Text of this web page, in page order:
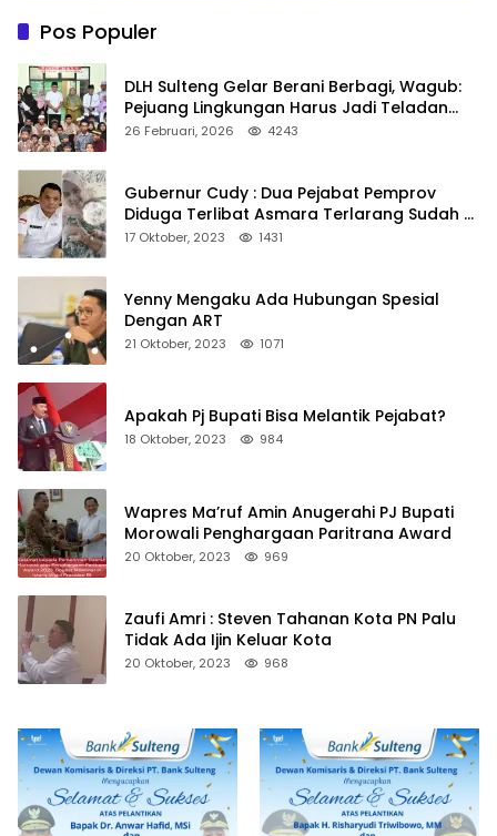
Pos Populer
DLH Sulteng Gelar Berani Berbagi, Wagub:
Pejuang Lingkungan Harus Jadi Teladan
Kepedulian
26 Februari, 2026 4243
Gubernur Cudy : Dua Pejabat Pemprov
Diduga Terlibat Asmara Terlarang Sudah di
Non Job
17 Oktober, 2023 1431
Yenny Mengaku Ada Hubungan Spesial
Dengan ART
21 Oktober, 2023 1071
Apakah Pj Bupati Bisa Melantik Pejabat?
18 Oktober, 2023 984
Wapres Ma’ruf Amin Anugerahi PJ Bupati
Morowali Penghargaan Paritrana Award
20 Oktober, 2023 969
Zaufi Amri : Steven Tahanan Kota PN Palu
Tidak Ada Ijin Keluar Kota
20 Oktober, 2023 968